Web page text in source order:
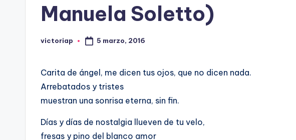
Manuela Soletto)
Publicado
victoriap 5 marzo, 2016
Carita de ángel, me dicen tus ojos, que no dicen nada.
Arrebatados y tristes
muestran una sonrisa eterna, sin fin.
Días y días de nostalgia llueven de tu velo,
fresas y pino del blanco amor